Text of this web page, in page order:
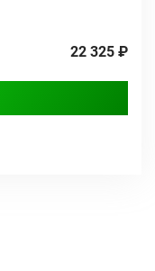
22 325 ₽